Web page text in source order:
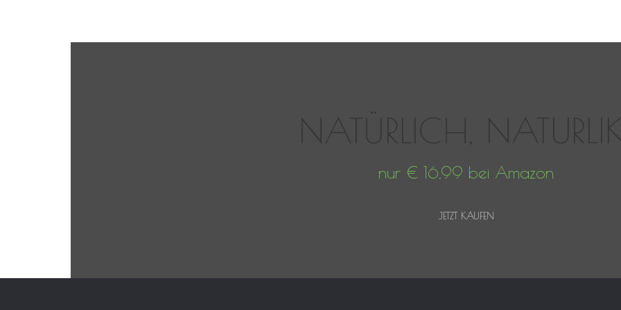
NATÜRLICH,
nur € 16,99 bei Amazon
JETZT KAUFEN